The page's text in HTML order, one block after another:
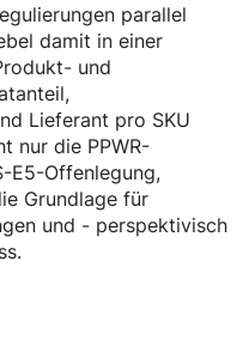
parallel
damit in einer
und
Lieferant pro SKU
nur die PPWR-
E5-Offenlegung,
Grundlage für
und - perspektivisch